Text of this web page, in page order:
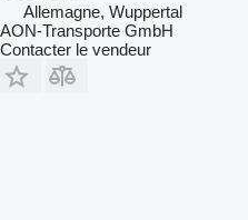
Allemagne, Wuppertal
AON-Transporte GmbH
Contacter le vendeur